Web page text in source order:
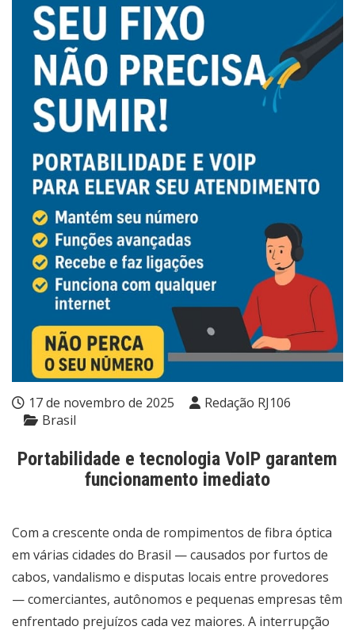
17 de novembro de 2025
Redação RJ106
Brasil
Portabilidade e tecnologia VoIP garantem
funcionamento imediato
Com a crescente onda de rompimentos de fibra óptica
em várias cidades do Brasil — causados por furtos de
cabos, vandalismo e disputas locais entre provedores
— comerciantes, autônomos e pequenas empresas têm
enfrentado prejuízos cada vez maiores. A interrupção